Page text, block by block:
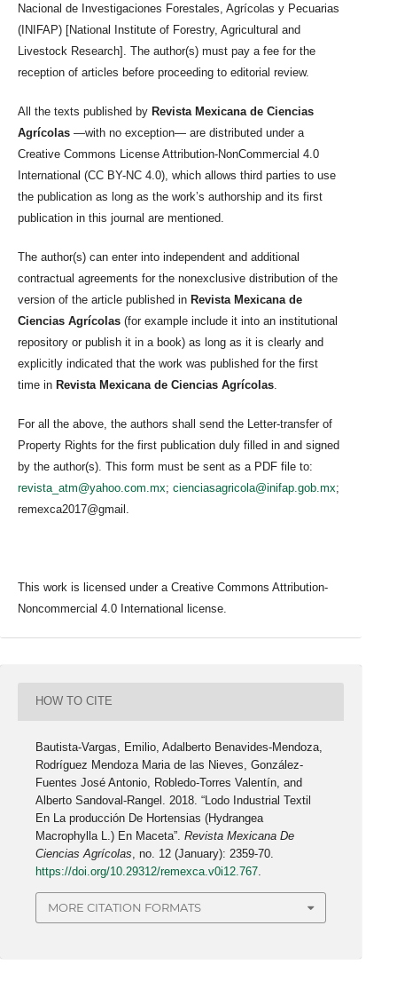
Nacional de Investigaciones Forestales, Agrícolas y Pecuarias
(INIFAP) [National Institute of Forestry, Agricultural and
Livestock Research]. The author(s) must pay a fee for the
reception of articles before proceeding to editorial review.
All the texts published by Revista Mexicana de Ciencias
Agrícolas —with no exception— are distributed under a
Creative Commons License Attribution-NonCommercial 4.0
International (CC BY-NC 4.0), which allows third parties to use
the publication as long as the work’s authorship and its first
publication in this journal are mentioned.
The author(s) can enter into independent and additional
contractual agreements for the nonexclusive distribution of the
version of the article published in Revista Mexicana de
Ciencias Agrícolas (for example include it into an institutional
repository or publish it in a book) as long as it is clearly and
explicitly indicated that the work was published for the first
time in Revista Mexicana de Ciencias Agrícolas
For all the above, the authors shall send the Letter-transfer of
Property Rights for the first publication duly filled in and signed
by the author(s). This form must be sent as a PDF file to:
revista_atm@yahoo.com.mx; cienciasagricola@inifap.gob.mx;
remexca2017@gmail.
This work is licensed under a Creative Commons Attribution-
Noncommercial 4.0 International license.
HOW TO CITE
Bautista-Vargas, Emilio, Adalberto Benavides-Mendoza,
Rodríguez Mendoza Maria de las Nieves, González-
Fuentes José Antonio, Robledo-Torres Valentín, and
Alberto Sandoval-Rangel. 2018. “Lodo Industrial Textil
En La producción De Hortensias (Hydrangea
Macrophylla L.) En Maceta”.Revista Mexicana De
Ciencias Agrícolas , no. 12 (January): 2359-70.
https://doi.org/10.29312/remexca.v0i12.767
MORE CITATION FORMATS